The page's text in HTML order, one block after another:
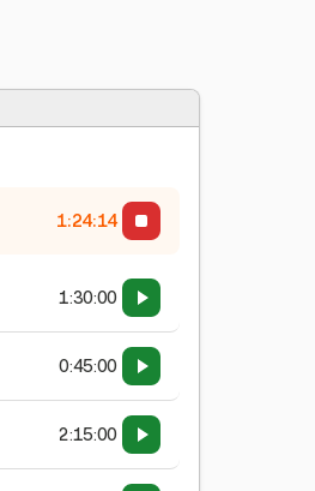
1:24:15
1:30:00
0:45:00
2:15:00